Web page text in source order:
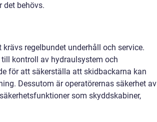
det behövs.
regelbundet underhåll och service.
kontroll av hydraulsystem och
för att säkerställa att skidbackarna kan
Dessutom är operatörernas säkerhet av
som skyddskabiner,